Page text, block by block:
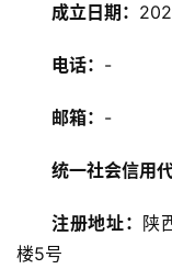
成立日期：
电话： -
邮箱： -
统一社会信用代
注册地址： 陕
楼5号